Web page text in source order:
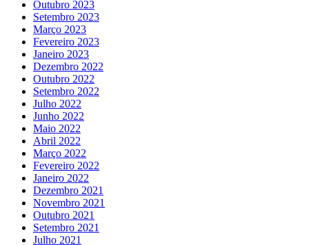
Outubro 2023
Setembro 2023
Março 2023
Fevereiro 2023
Janeiro 2023
Dezembro 2022
Outubro 2022
Setembro 2022
Julho 2022
Junho 2022
Maio 2022
Abril 2022
Março 2022
Fevereiro 2022
Janeiro 2022
Dezembro 2021
Novembro 2021
Outubro 2021
Setembro 2021
Julho 2021